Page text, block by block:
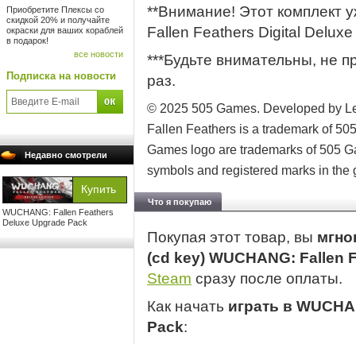
Приобретите Плексы со
скидкой 20% и получайте
окраски для ваших кораблей
в подарок!
все новости
Подписка на новости
Недавно смотрели
WUCHANG: Fallen Feathers
Deluxe Upgrade Pack
**Внимание! Этот комплект
Fallen Feathers Digital
***Будьте внимательны, не
раз.
© 2025 505 Games. Developed by
Fallen Feathers is a trademark of
Games logo are trademarks of 505
symbols and registered marks in the
Что я покупаю
Покупая этот товар, вы
(cd key) WUCHANG: Fallen
Steam сразу после оплаты.
Как начать играть в
Pack: